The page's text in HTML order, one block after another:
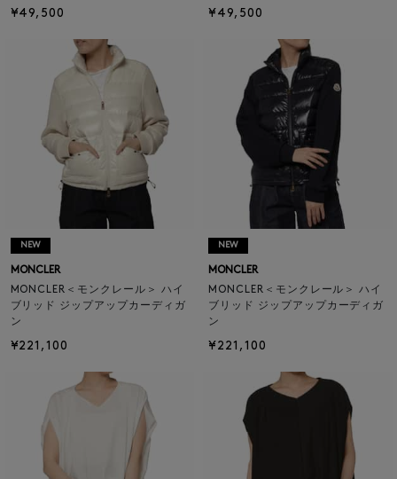
¥49,500 ¥49,500
NEW
MONCLER
MONCLER＜モンクレール＞ ハイ
ブリッド ジップアップカーディガ
ン
¥221,100
NEW
MONCLER
MONCLER＜モンクレール＞ ハイ
ブリッド ジップアップカーディガ
ン
¥221,100